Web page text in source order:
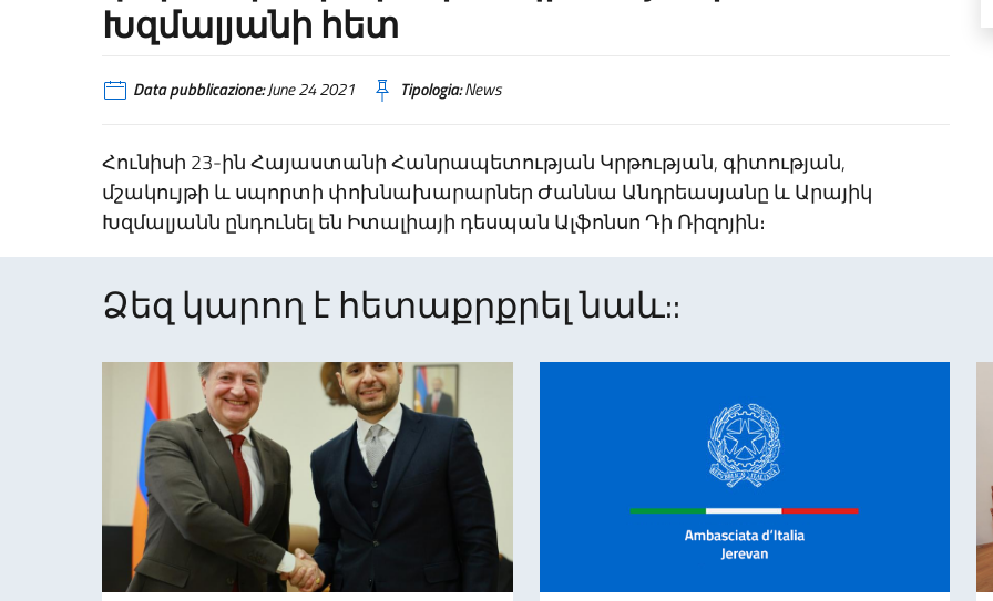
Խզմալյանի հետ
Data pubblicazione:June 24 2021 Tipologia:News
Հունիսի 23-ին Հայաստանի Հանրապետության Կրթության, գիտության,
մշակույթի և սպորտի փոխնախարարներ Ժաննա Անդրեասյանը և Արայիկ
Խզմալյանն ընդունել են Իտալիայի դեսպան Ալֆոնսո Դի Ռիզոյին։
Ձեզ կարող է հետաքրքրել նաև::